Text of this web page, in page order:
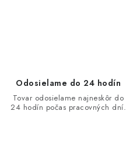
c
Odosielame do 24 hodín
Tovar odosielame najneskôr do
24 hodín počas pracovných dní.